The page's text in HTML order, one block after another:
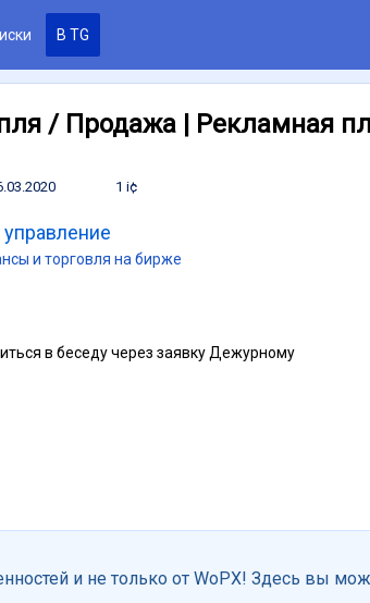
В TG
/ Продажа | Рекламная
1 i¢
управление
и торговля на бирже
в беседу через заявку Дежурному
и не только от WoPX! Здесь вы